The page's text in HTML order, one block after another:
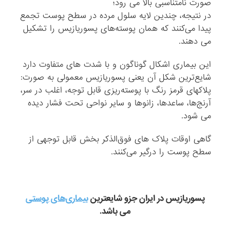
صورت نامتناسبی بالا می رود؛
در نتیجه، چندین لایه سلول مرده در سطح پوست تجمع
پیدا می‌کنند که همان پوسته‌های پسوریازیس را تشکیل
می دهند.
این بیماری اشکال گوناگون و با شدت های متفاوت دارد
شایع‌ترین شکل آن یعنی پسوریازیس معمولی به صورت:
پلاکهای قرمز رنگ با پوسته‌ریزی قابل توجه، اغلب در سر،
آرنج‌ها، ساعدها، زانوها و سایر نواحی تحت فشار دیده
می شود.
گاهی اوقات پلاک های فوق‌الذکر بخش قابل توجهی از
سطح پوست را درگیر می‌کنند.
پسوریازیس در ایران جزو شایعترینبیماری‌های پوستی
می باشد.